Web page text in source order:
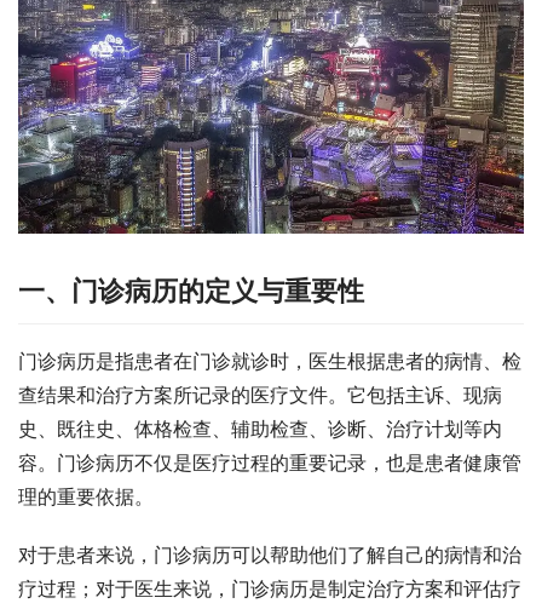
一、门诊病历的定义与重要性
门诊病历是指患者在门诊就诊时，医生根据患者的病情、检
查结果和治疗方案所记录的医疗文件。它包括主诉、现病
史、既往史、体格检查、辅助检查、诊断、治疗计划等内
容。门诊病历不仅是医疗过程的重要记录，也是患者健康管
理的重要依据。
对于患者来说，门诊病历可以帮助他们了解自己的病情和治
疗过程；对于医生来说，门诊病历是制定治疗方案和评估疗